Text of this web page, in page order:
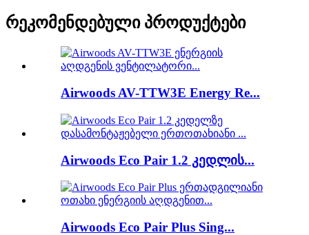
რეკომენდებული პროდუქტები
Airwoods AV-TTW3E Energy Re...
Airwoods Eco Pair 1.2 კედლის...
Airwoods Eco Pair Plus Sing...